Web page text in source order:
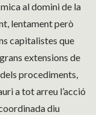
al domini de la
lentament però
capitalistes que
extensions de
procediments,
a tot arreu l’acció
diu